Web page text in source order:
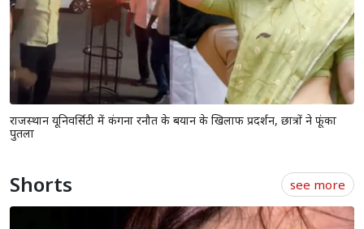
राजस्थान विधानसभा के मानसून सत्र से पहले दिल्ली पहुंचे CM भजनलाल, केंद्रीय
गृह मंत्री अमित शाह से की मुलाकात